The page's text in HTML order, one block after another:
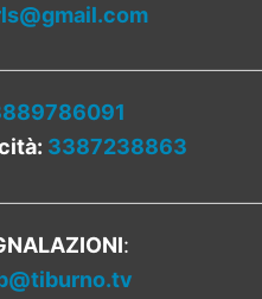
3387238863
: